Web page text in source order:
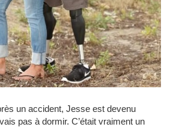
un accident, Jesse est devenu
pas à dormir. C’était vraiment un